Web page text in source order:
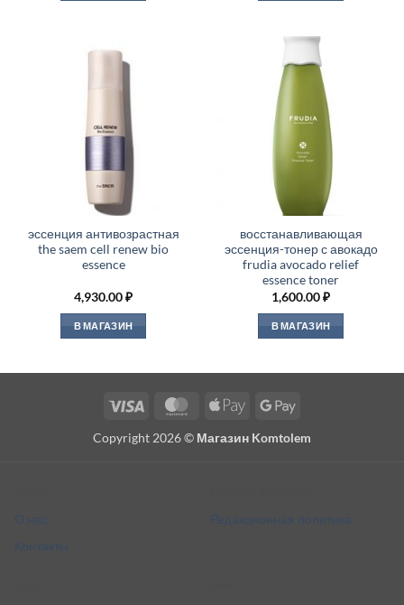
эссенция антивозрастная
the saem cell renew bio
essence
4,930.00₽
В МАГАЗИН
восстанавливающая
эссенция-тонер с авокадо
frudia avocado relief
essence toner
1,600.00₽
В МАГАЗИН
Visa MasterCardApple
Google
Copyright 2026 © Магазин Komtolem
О нас
Контакты
Редакционная политика